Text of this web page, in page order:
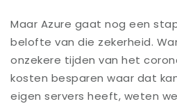
Maar Azure gaat nog een
belofte van die zekerheid.
onzekere tijden van het
kosten besparen waar dat
eigen servers heeft, weten